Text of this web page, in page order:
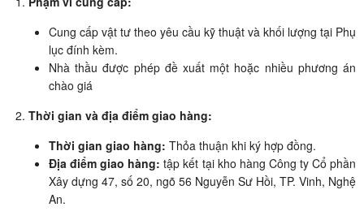
Cung cấp vật tư theo yêu cầu kỹ thuật và khối lượng tại Phụ
lục đính kèm.
Nhà thầu được phép đề xuất một hoặc nhiều phương án
chào giá
Thời gian và địa điểm giao hàng:
Thời gian giao hàng: Thỏa thuận khi ký hợp đồng.
Địa điểm giao hàng: tập kết tại kho hàng Công ty Cổ phần
Xây dựng 47, số 20, ngõ 56 Nguyễn Sư Hồi, TP. Vinh, Nghệ
An.